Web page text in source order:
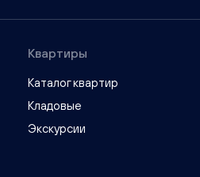
Квартиры
Каталог квартир
Кладовые
Экскурсии